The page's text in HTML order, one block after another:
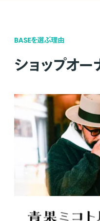
BASEを選ぶ理由
ショップオ